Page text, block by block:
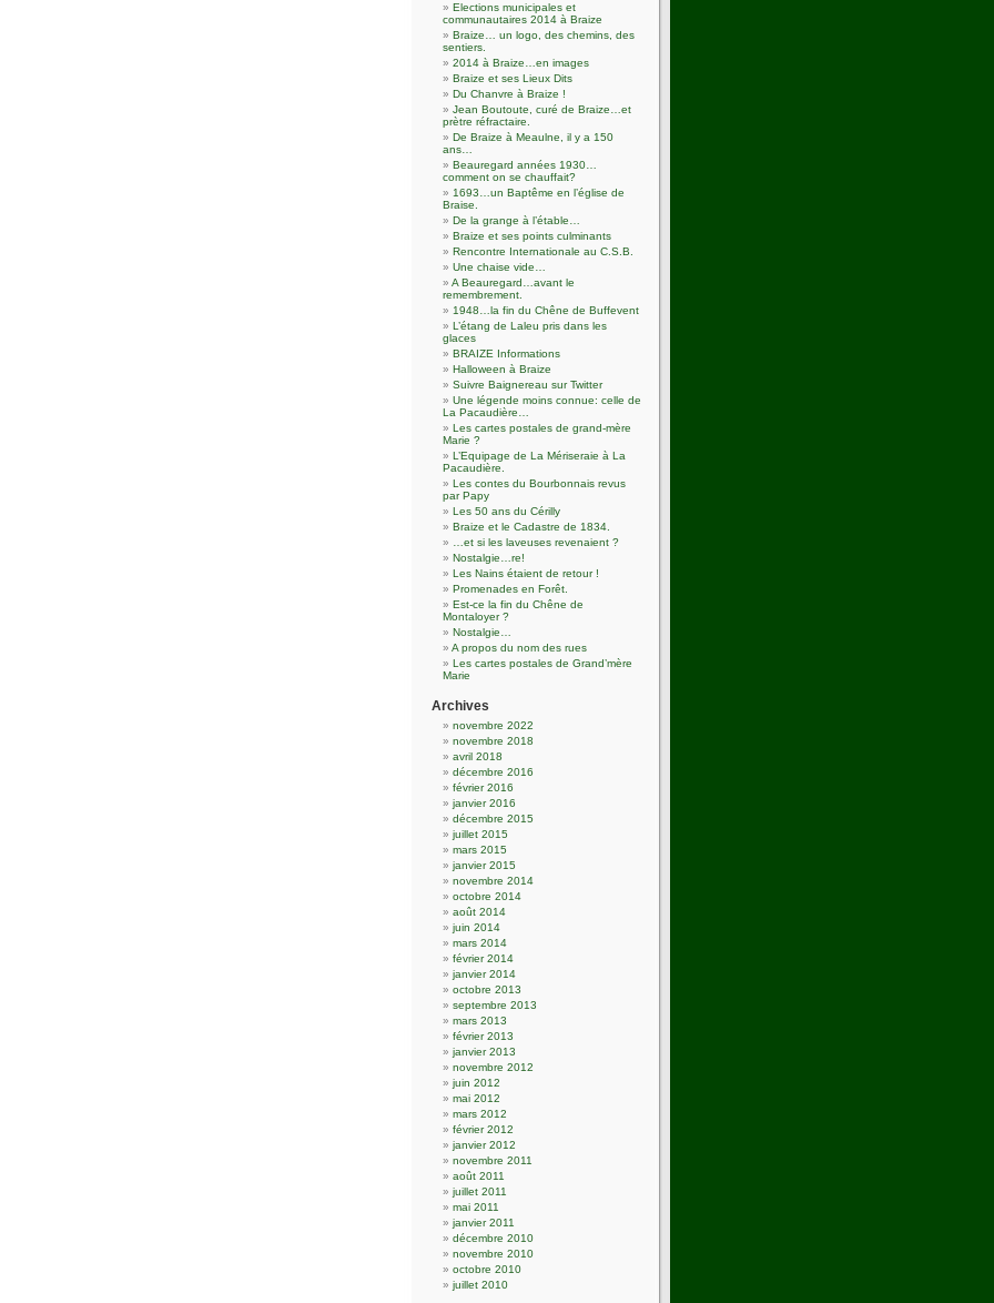
Elections municipales et
communautaires 2014 à Braize
Braize… un logo, des chemins, des
sentiers.
2014 à Braize…en images
Braize et ses Lieux Dits
Du Chanvre à Braize !
Jean Boutoute, curé de Braize…et
prètre réfractaire.
De Braize à Meaulne, il y a 150
ans…
Beauregard années 1930…
comment on se chauffait?
1693…un Baptême en l’église de
Braise.
De la grange à l’étable…
Braize et ses points culminants
Rencontre Internationale au C.S.B.
Une chaise vide…
A Beauregard…avant le
remembrement.
1948…la fin du Chêne de Buffevent
L’étang de Laleu pris dans les
glaces
BRAIZE Informations
Halloween à Braize
Suivre Baignereau sur Twitter
Une légende moins connue: celle de
La Pacaudière…
Les cartes postales de grand-mère
Marie ?
L’Equipage de La Mériseraie à La
Pacaudière.
Les contes du Bourbonnais revus
par Papy
Les 50 ans du Cérilly
Braize et le Cadastre de 1834.
…et si les laveuses revenaient ?
Nostalgie…re!
Les Nains étaient de retour !
Promenades en Forêt.
Est-ce la fin du Chêne de
Montaloyer ?
Nostalgie…
A propos du nom des rues
Les cartes postales de Grand’mère
Marie
Archives
novembre 2022
novembre 2018
avril 2018
décembre 2016
février 2016
janvier 2016
décembre 2015
juillet 2015
mars 2015
janvier 2015
novembre 2014
octobre 2014
août 2014
juin 2014
mars 2014
février 2014
janvier 2014
octobre 2013
septembre 2013
mars 2013
février 2013
janvier 2013
novembre 2012
juin 2012
mai 2012
mars 2012
février 2012
janvier 2012
novembre 2011
août 2011
juillet 2011
mai 2011
janvier 2011
décembre 2010
novembre 2010
octobre 2010
juillet 2010